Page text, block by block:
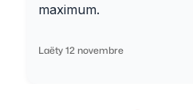
maximum.
Laëty 12 novembre